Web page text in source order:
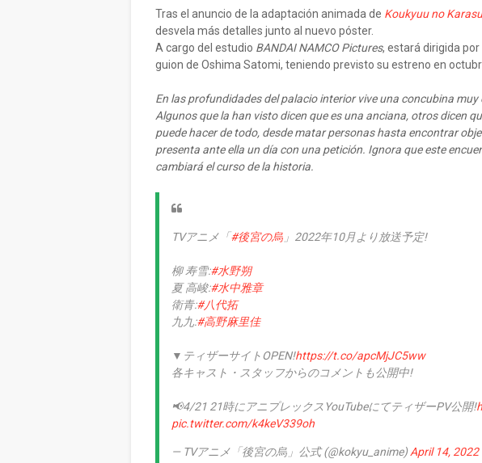
Tras el anuncio de la adaptación animada de Koukyuu no Karasu
desvela más detalles junto al nuevo póster.
A cargo del estudio BANDAI NAMCO Pictures, estará dirigida
guion de Oshima Satomi, teniendo previsto su estreno en
En las profundidades del palacio interior vive una concubina muy
Algunos que la han visto dicen que es una anciana, otros dicen
puede hacer de todo, desde matar personas hasta encontrar
presenta ante ella un día con una petición. Ignora que este
cambiará el curso de la historia.
TVアニメ「#後宮の烏 」2022年10月より放送予定!
柳 寿雪:#水野朔
夏 高峻:#水中雅章
衛青:#八代拓
九九:#高野麻里佳
▼ティザーサイトOPEN!https://t.co/apcMjJC5ww
各キャスト・スタッフからのコメントも公開中!
📢4/21 21時にアニプレックスYouTubeにてティザーPV公開!
pic.twitter.com/k4keV339oh
— TVアニメ「後宮の烏」公式 (@kokyu_anime)April 14, 2022